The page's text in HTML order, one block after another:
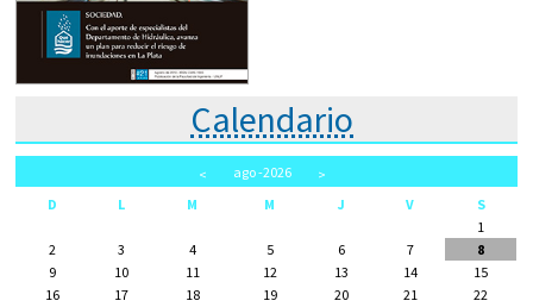
Calendario
< ago-2026
>
D
L M M J V
S
1
2
3 4 5 6 7
8
9
10 11 12 13 14
15
16
17 18 19 20 21 22